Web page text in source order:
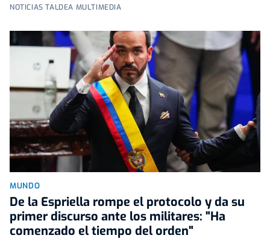
NOTICIAS TALDEA MULTIMEDIA
MUNDO
De la Espriella rompe el protocolo y da su
primer discurso ante los militares: "Ha
comenzado el tiempo del orden"